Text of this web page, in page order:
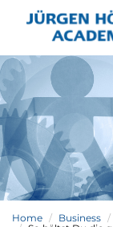
Home Business